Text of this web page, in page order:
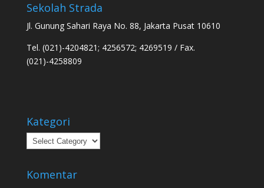
Sekolah Strada
Jl. Gunung Sahari Raya No. 88, Jakarta Pusat 10610
Tel. (021)-4204821; 4256572; 4269519 / Fax.
(021)-4258809
Kategori
Kategori
Komentar